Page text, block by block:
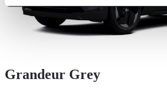
Grandeur Grey